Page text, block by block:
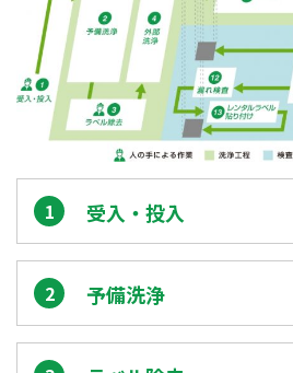
1 受入・投入
2 予備洗浄